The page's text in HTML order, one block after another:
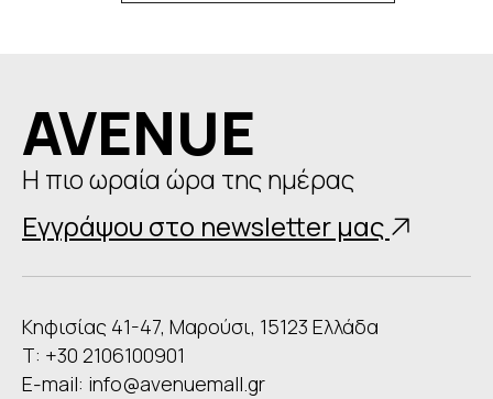
AVENUE
Η πιο ωραία ώρα της ημέρας
Εγγράψου στο newsletter μας
Κηφισίας 41-47, Μαρούσι, 15123 Ελλάδα
Τ: +30 2106100901
E-mail: info@avenuemall.gr